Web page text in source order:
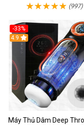
(997)
-33%
Hot
4.9
Máy Thủ Dâm Deep